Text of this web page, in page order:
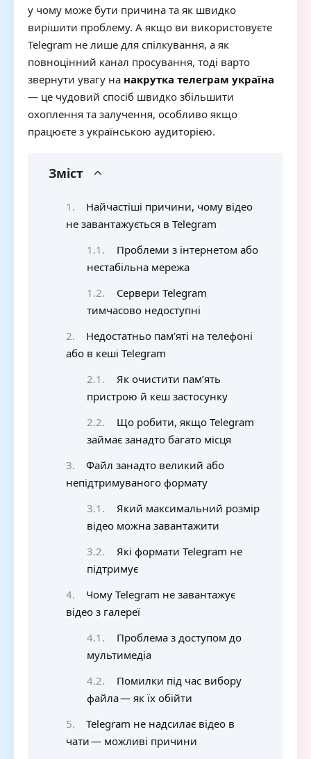
у чому може бути причина та як швидко
вирішити проблему. А якщо ви використовуєте
Telegram не лише для спілкування, а як
повноцінний канал просування, тоді варто
звернути увагу на накрутка телеграм україна
— це чудовий спосіб швидко збільшити
охоплення та залучення, особливо якщо
працюєте з українською аудиторією.
Зміст
Найчастіші причини, чому відео
не завантажується в Telegram
Проблеми з інтернетом або
нестабільна мережа
Сервери Telegram
тимчасово недоступні
Недостатньо пам’яті на телефоні
або в кеші Telegram
Як очистити пам’ять
пристрою й кеш застосунку
Що робити, якщо Telegram
займає занадто багато місця
Файл занадто великий або
непідтримуваного формату
Який максимальний розмір
відео можна завантажити
Які формати Telegram не
підтримує
Чому Telegram не завантажує
відео з галереї
Проблема з доступом до
мультимедіа
Помилки під час вибору
файла — як їх обійти
Telegram не надсилає відео в
чати — можливі причини